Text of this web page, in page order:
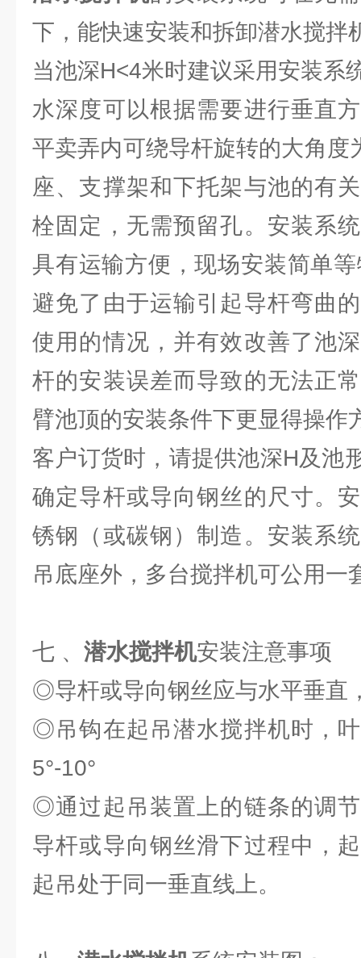
下，能快速安装和拆卸潜水搅拌
当池深H<4米时建议采用安装系
水深度可以根据需要进行垂直
平卖弄内可绕导杆旋转的大角度
座、支撑架和下托架与池的有
栓固定，无需预留孔。安装系
具有运输方便，现场安装简单
避免了由于运输引起导杆弯曲
使用的情况，并有效改善了池
杆的安装误差而导致的无法正
臂池顶的安装条件下更显得操作
客户订货时，请提供池深H及池
确定导杆或导向钢丝的尺寸。
锈钢（或碳钢）制造。安装系
吊底座外，多台搅拌机可公用一
七 、 潜水搅拌机安装注意事项
◎导杆或导向钢丝应与水平垂直
◎吊钩在起吊潜水搅拌机时，
5°-10°
◎通过起吊装置上的链条的调
导杆或导向钢丝滑下过程中，
起吊处于同一垂直线上。